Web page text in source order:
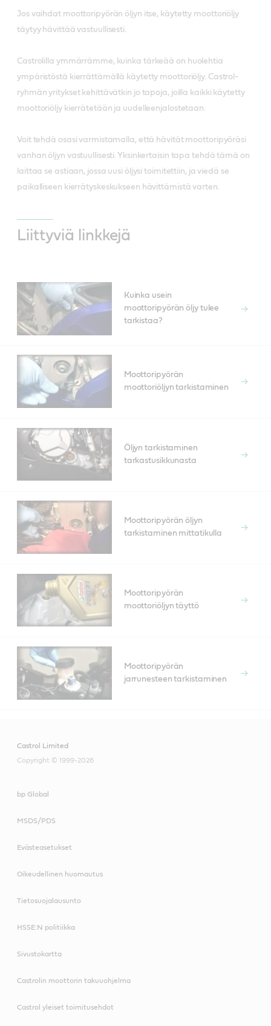
Jos vaihdat moottoripyörän öljyn itse, käytetty moottoriöljy
täytyy hävittää vastuullisesti.
Castrolilla ymmärrämme, kuinka tärkeää on huolehtia
ympäristöstä kierrättämällä käytetty moottoriöljy. Castrol-
ryhmän yritykset kehittävätkin jo tapoja, joilla kaikki käytetty
moottoriöljy kierrätetään ja uudelleenjalostetaan.
Voit tehdä osasi varmistamalla, että hävität moottoripyöräsi
vanhan öljyn vastuullisesti. Yksinkertaisin tapa tehdä tämä on
laittaa se astiaan, jossa uusi öljysi toimitettiin, ja viedä se
paikalliseen kierrätyskeskukseen hävittämistä varten.
Liittyviä linkkejä
Kuinka usein
moottoripyörän öljy tulee
tarkistaa?
Moottoripyörän
moottoriöljyn tarkistaminen
Öljyn tarkistaminen
tarkastusikkunasta
Moottoripyörän öljyn
tarkistaminen mittatikulla
Moottoripyörän
moottoriöljyn täyttö
Moottoripyörän
jarrunesteen tarkistaminen
Castrol Limited
Copyright © 1999-2026
bp Global
MSDS/PDS
Evästeasetukset
Oikeudellinen huomautus
Tietosuojalausunto
HSSE:N politiikka
Sivustokartta
Castrolin moottorin takuuohjelma
Castrol yleiset toimitusehdot